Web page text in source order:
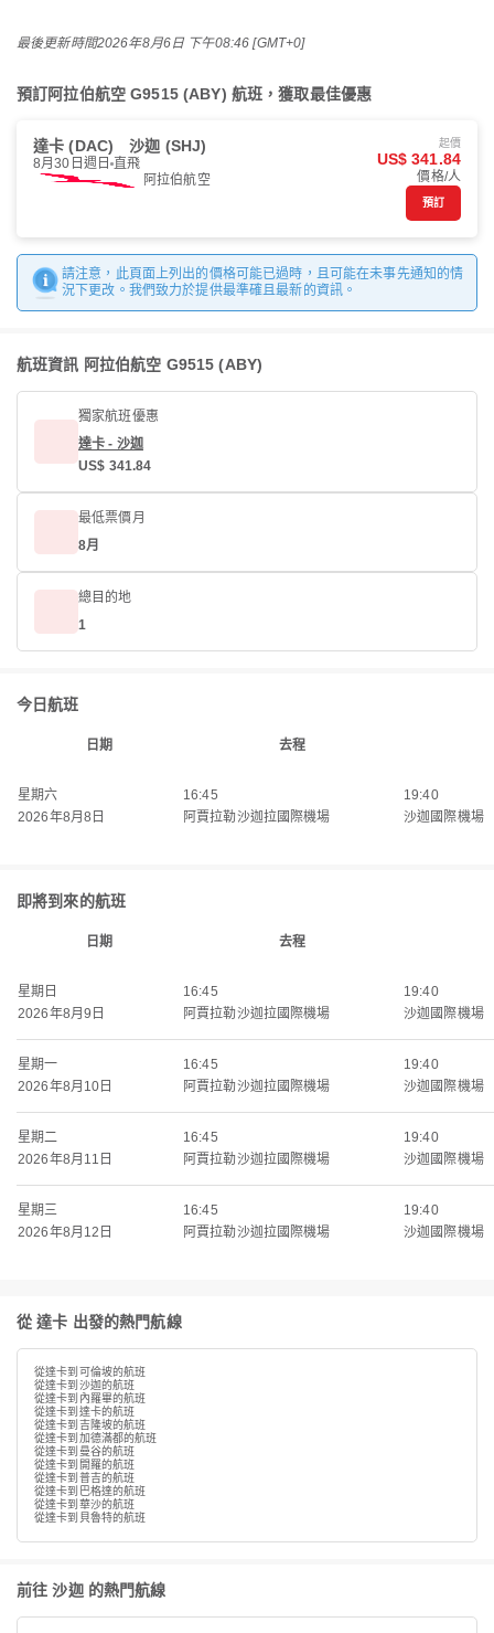
最後更新時間2026年8月6日 下午08:46 [GMT+0]
預訂阿拉伯航空 G9515 (ABY) 航班，獲取最佳優惠
達卡 (DAC) 沙迦 (SHJ)
8月30日週日 直飛
阿拉伯航空
起價
US$ 341.84
價格/人
預訂
請注意，此頁面上列出的價格可能已過時，且可能在未事先通知的情
況下更改。我們致力於提供最準確且最新的資訊。
航班資訊 阿拉伯航空 G9515 (ABY)
獨家航班優惠
達卡 - 沙迦
US$ 341.84
最低票價月
8月
總目的地
1
今日航班
日期 去程
星期六
2026年8月8日
16:45
阿賈拉勒沙迦拉國際機場
19:40
沙迦國際機場
即將到來的航班
日期 去程
星期日
2026年8月9日
16:45
阿賈拉勒沙迦拉國際機場
19:40
沙迦國際機場
星期一
2026年8月10日
16:45
阿賈拉勒沙迦拉國際機場
19:40
沙迦國際機場
星期二
2026年8月11日
16:45
阿賈拉勒沙迦拉國際機場
19:40
沙迦國際機場
星期三
2026年8月12日
16:45
阿賈拉勒沙迦拉國際機場
19:40
沙迦國際機場
從 達卡 出發的熱門航線
從達卡到可倫坡的航班
從達卡到沙迦的航班
從達卡到內羅畢的航班
從達卡到達卡的航班
從達卡到吉隆坡的航班
從達卡到加德滿都的航班
從達卡到曼谷的航班
從達卡到開羅的航班
從達卡到普吉的航班
從達卡到巴格達的航班
從達卡到華沙的航班
從達卡到貝魯特的航班
前往 沙迦 的熱門航線